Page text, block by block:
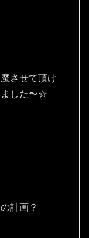
させて頂け
ました〜☆
計画？